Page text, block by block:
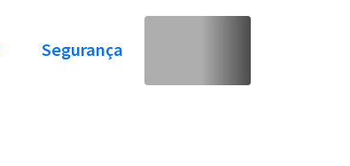
Segurança